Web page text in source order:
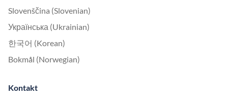
Slovenščina (Slovenian)
Українська (Ukrainian)
한국어 (Korean)
Bokmål (Norwegian)
Kontakt